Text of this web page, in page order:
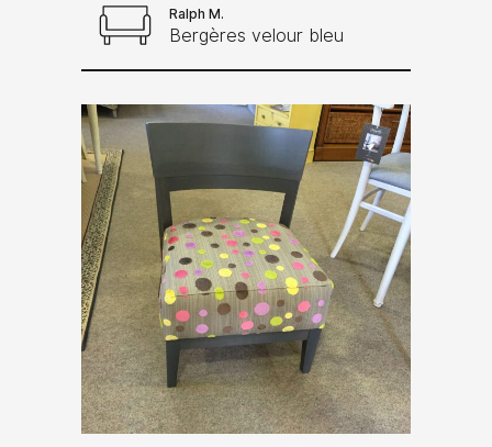
Ralph M.
Bergères velour bleu